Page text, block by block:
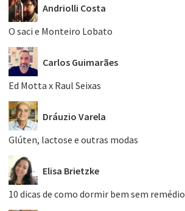
Andriolli Costa
O saci e Monteiro Lobato
Carlos Guimarães
Ed Motta x Raul Seixas
Dráuzio Varela
Glúten, lactose e outras modas
Elisa Brietzke
10 dicas de como dormir bem sem remédio